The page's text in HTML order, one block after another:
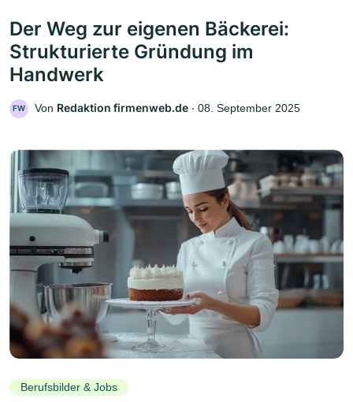
Der Weg zur eigenen Bäckerei:
Strukturierte Gründung im
Handwerk
FW Von Redaktion firmenweb.de ‧ 08. September 2025
Berufsbilder & Jobs